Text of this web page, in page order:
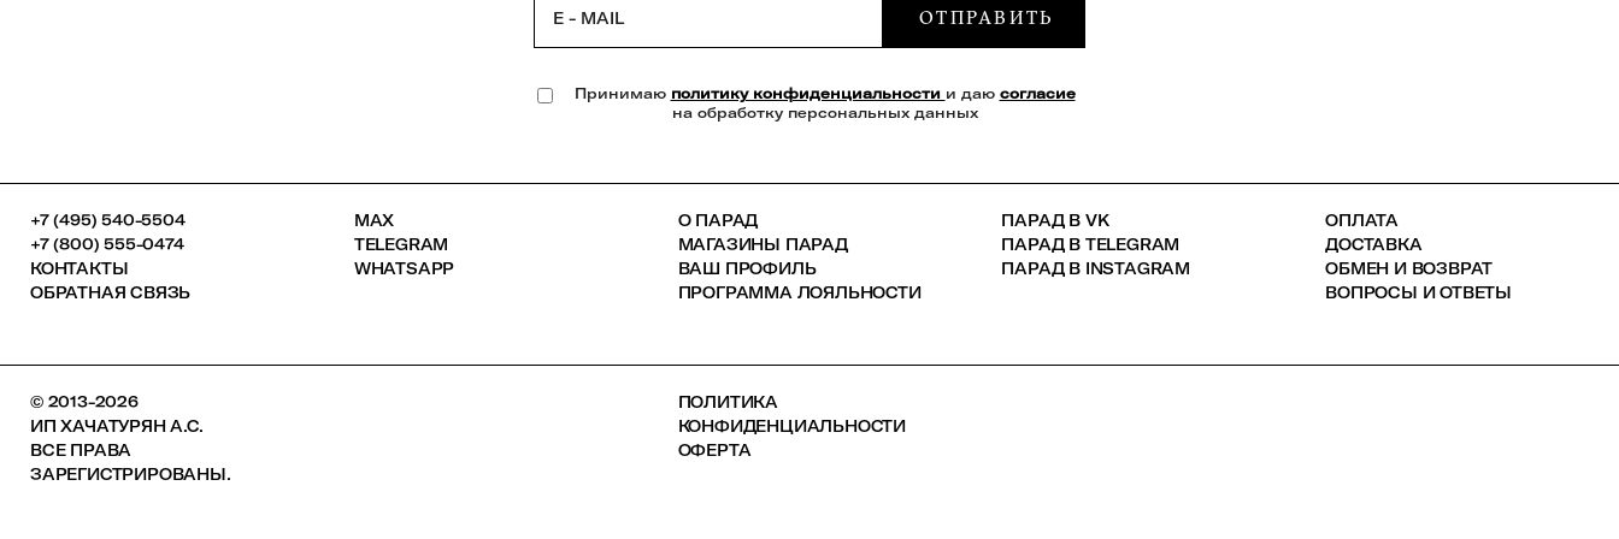
E - MAIL ОТПРАВИТЬ
Принимаю политику конфиденциальности и даю согласие
на обработку персональных данных
+7 (495) 540-5504
+7 (800) 555-0474
КОНТАКТЫ
ОБРАТНАЯ СВЯЗЬ
MAX
TELEGRAM
WHATSAPP
О ПАРАД
МАГАЗИНЫ ПАРАД
ВАШ ПРОФИЛЬ
ПРОГРАММА ЛОЯЛЬНОСТИ
ПАРАД В VK
ПАРАД В TELEGRAM
ПАРАД В INSTAGRAM
ОПЛАТА
ДОСТАВКА
ОБМЕН И ВОЗВРАТ
ВОПРОСЫ И ОТВЕТЫ
© 2013-2026
ИП ХАЧАТУРЯН А.С.
ВСЕ ПРАВА
ЗАРЕГИСТРИРОВАНЫ.
ПОЛИТИКА
КОНФИДЕНЦИАЛЬНОСТИ
ОФЕРТА